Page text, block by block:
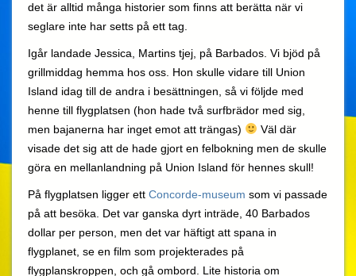
det är alltid många historier som finns att berätta när vi
seglare inte har setts på ett tag.
Igår landade Jessica, Martins tjej, på Barbados. Vi bjöd på
grillmiddag hemma hos oss. Hon skulle vidare till Union
Island idag till de andra i besättningen, så vi följde med
henne till flygplatsen (hon hade två surfbrädor med sig,
men bajanerna har inget emot att trängas)
Väl där
visade det sig att de hade gjort en felbokning men de skulle
göra en mellanlandning på Union Island för hennes skull!
På flygplatsen ligger ett Concorde-museum som vi passade
på att besöka. Det var ganska dyrt inträde, 40 Barbados
dollar per person, men det var häftigt att spana in
flygplanet, se en film som projekterades på
flygplanskroppen, och gå ombord. Lite historia om